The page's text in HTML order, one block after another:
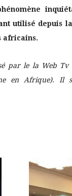
utilisé depuis
africains.
par le la Web Tv
en Afrique). Il